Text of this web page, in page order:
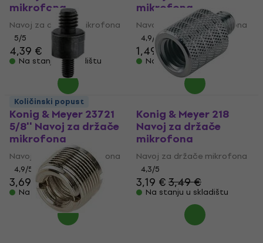
mikrofona
Navoj za držače mikrofona
5/5
4,39 €
Na stanju u skladištu
mikrofona
Navoj za držače mikrofona
4,9/5
1,49 €
Na stanju u skladištu
Konig & Meyer 23721
5/8'' Navoj za držače
mikrofona
Navoj za držače mikrofona
4,9/5
3,69 €
Na stanju u skladištu
Konig & Meyer 218
Navoj za držače
mikrofona
Navoj za držače mikrofona
4,3/5
3,19 €3,49 €
Na stanju u skladištu
Količinski popust